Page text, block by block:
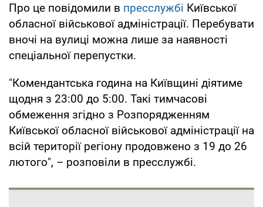
Про це повідомили в пресслужбі Київської
обласної військової адміністрації. Перебувати
вночі на вулиці можна лише за наявності
спеціальної перепустки.
"Комендантська година на Київщині діятиме
щодня з 23:00 до 5:00. Такі тимчасові
обмеження згідно з Розпорядженням
Київської обласної військової адміністрації на
всій території регіону продовжено з 19 до 26
лютого", – розповіли в пресслужбі.